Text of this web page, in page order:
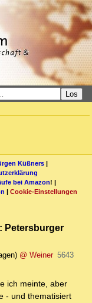
Los
Küßners |
bei Amazon! |
| Cookie-Einstellungen
Petersburger
@ Weiner 5643
ich meinte, aber
- und thematisiert